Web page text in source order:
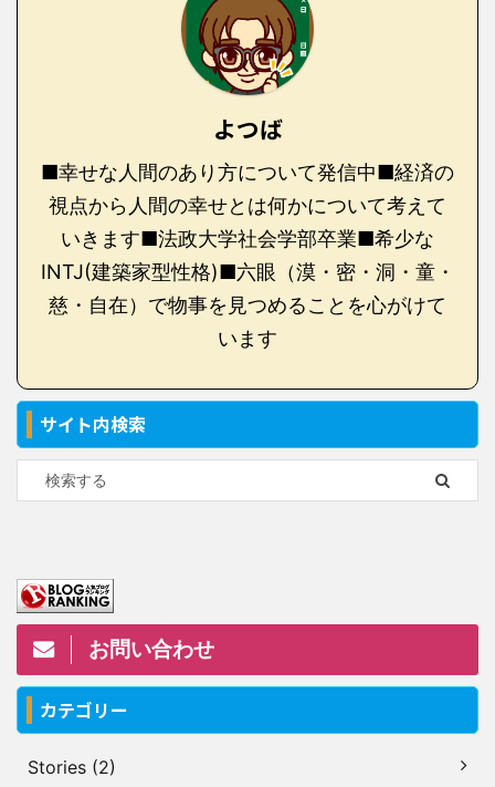
よつば
■幸せな人間のあり方について発信中■経済の
視点から人間の幸せとは何かについて考えて
いきます■法政大学社会学部卒業■希少な
INTJ(建築家型性格)■六眼（漠・密・洞・童・
慈・自在）で物事を見つめることを心がけて
います
サイト内検索
お問い合わせ
カテゴリー
Stories (2)